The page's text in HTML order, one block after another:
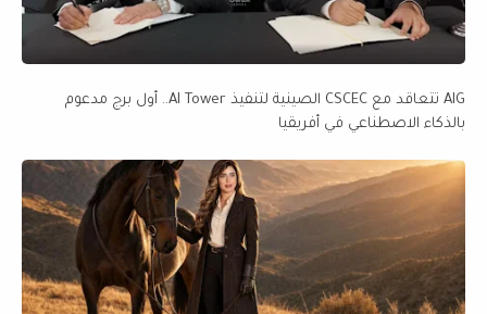
AIG تتعاقد مع CSCEC الصينية لتنفيذ AI Tower.. أول برج مدعوم
بالذكاء الاصطناعي في أفريقيا